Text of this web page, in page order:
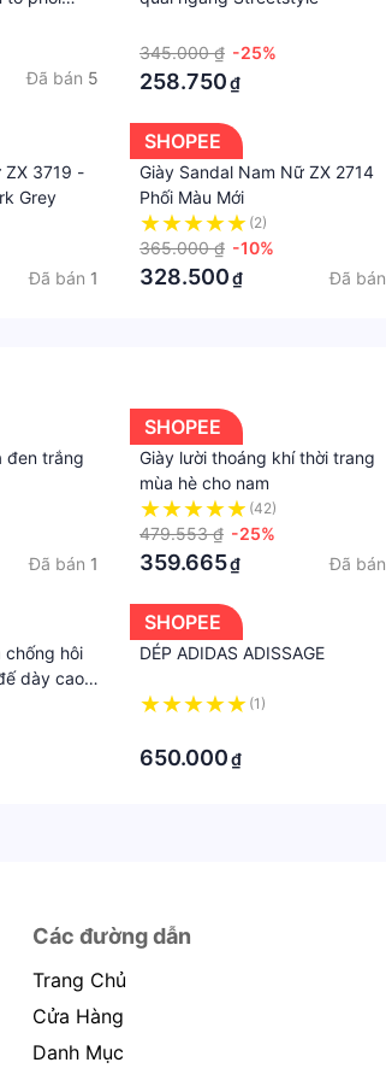
đến 3 năm.
khẩu.
loại trang phục
tháo rời
mới
Đã bán 5
345.000 ₫ -25%
258.750₫
ZX 3719 -
Grey
Đã bán 1
SHOPEE
Giày Sandal Nam Nữ ZX 2714
Phối Màu Mới
(2)
365.000 ₫ -10%
328.500₫ Đã bán
đen trắng
Đã bán 1
SHOPEE
Giày lười thoáng khí thời trang
mùa hè cho nam
(42)
479.553 ₫ -25%
359.665₫ Đã bán
chống hôi
dày cao
SHOPEE
DÉP ADIDAS ADISSAGE
(1)
650.000₫
Các đường dẫn
Trang Chủ
Cửa Hàng
Danh Mục